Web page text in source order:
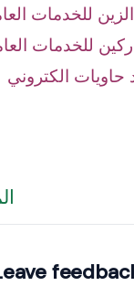
للخدمات
للخدمات
حاويات الكتروني